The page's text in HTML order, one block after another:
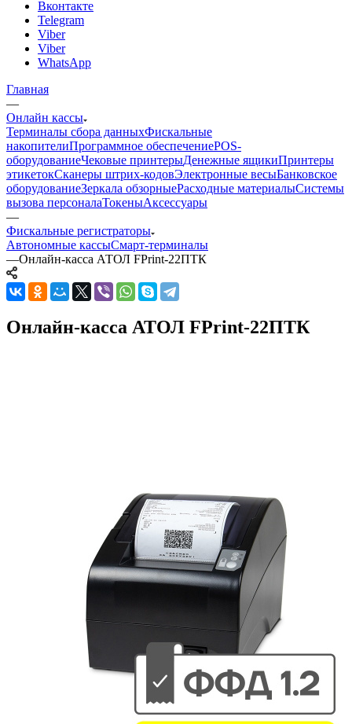
Вконтакте
Telegram
Viber
Viber
WhatsApp
Главная
—
Онлайн кассы
Терминалы сбора данныхФискальные
накопителиПрограммное обеспечениеPOS-
оборудованиеЧековые принтерыДенежные ящикиПринтеры
этикетокСканеры штрих-кодовЭлектронные весыБанковское
оборудованиеЗеркала обзорныеРасходные материалыСистемы
вызова персоналаТокеныАксессуары
—
Фискальные регистраторы
Автономные кассыСмарт-терминалы
—Онлайн-касса АТОЛ FPrint-22ПТК
Онлайн-касса АТОЛ FPrint-22ПТК